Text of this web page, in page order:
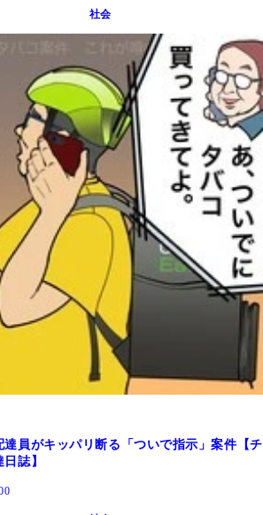
社会
達員がキッパリ断る「ついで指示」案件【チ
誌】